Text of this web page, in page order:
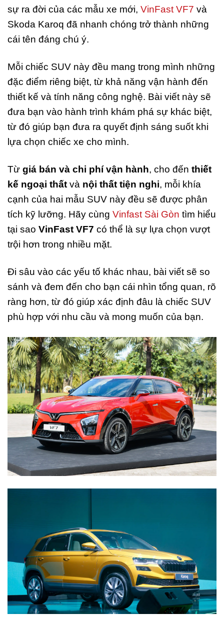
sự ra đời của các mẫu xe mới, VinFast VF7 và
Skoda Karoq đã nhanh chóng trở thành những
cái tên đáng chú ý.
Mỗi chiếc SUV này đều mang trong mình những
đặc điểm riêng biệt, từ khả năng vận hành đến
thiết kế và tính năng công nghệ. Bài viết này sẽ
đưa bạn vào hành trình khám phá sự khác biệt,
từ đó giúp bạn đưa ra quyết định sáng suốt khi
lựa chọn chiếc xe cho mình.
Từ giá bán và chi phí vận hành, cho đến thiết
kế ngoại thất và nội thất tiện nghi, mỗi khía
cạnh của hai mẫu SUV này đều sẽ được phân
tích kỹ lưỡng. Hãy cùng Vinfast Sài Gòn tìm hiểu
tại sao VinFast VF7 có thể là sự lựa chọn vượt
trội hơn trong nhiều mặt.
Đi sâu vào các yếu tố khác nhau, bài viết sẽ so
sánh và đem đến cho bạn cái nhìn tổng quan, rõ
ràng hơn, từ đó giúp xác định đâu là chiếc SUV
phù hợp với nhu cầu và mong muốn của bạn.